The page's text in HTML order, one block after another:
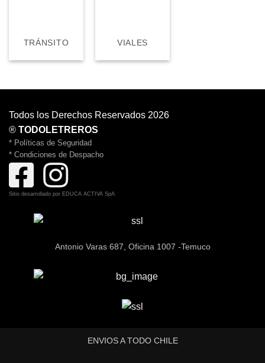
TRÁNSITO VIALES
Todos los Derechos Reservados 2026
® TODOLETREROS
* Políticas de Seguridad
* Condiciones de Despacho
Sitio desarrollado por EDUCA ACTIVA SpA
Antonio Varas 687, Oficina 1007 -Temuco
ENVIOS A TODO CHILE